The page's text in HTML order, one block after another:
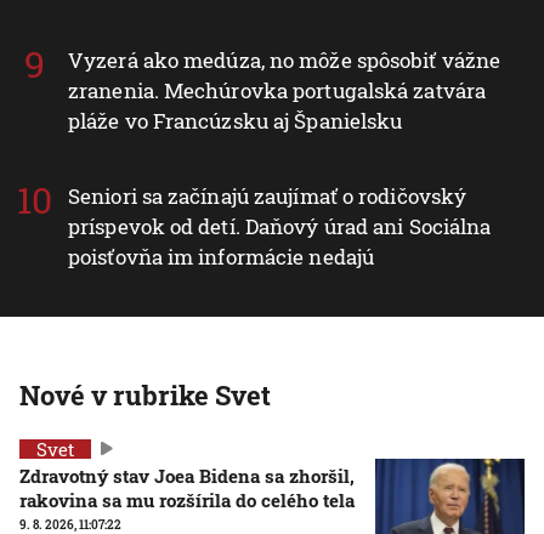
Vyzerá ako medúza, no môže spôsobiť vážne
zranenia. Mechúrovka portugalská zatvára
pláže vo Francúzsku aj Španielsku
Seniori sa začínajú zaujímať o rodičovský
príspevok od detí. Daňový úrad ani Sociálna
poisťovňa im informácie nedajú
Nové v rubrike Svet
Svet
Zdravotný stav Joea Bidena sa zhoršil,
rakovina sa mu rozšírila do celého tela
9. 8. 2026, 11:07:22